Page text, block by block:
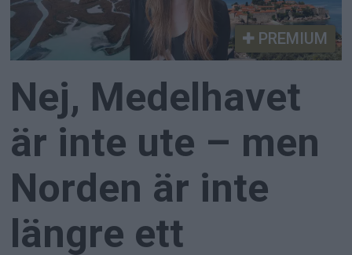
PREMIUM
Nej, Medelhavet
är inte ute – men
Norden är inte
längre ett